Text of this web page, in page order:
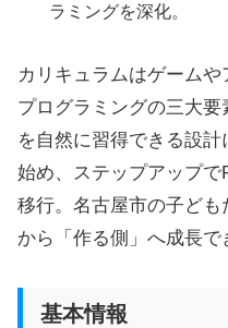
ラミングを深化。
カリキュラムはゲーム
プログラミングの三大要
を自然に習得できる設
始め、ステップアップ
移行。名古屋市の子ども
から「作る側」へ成長で
基本情報